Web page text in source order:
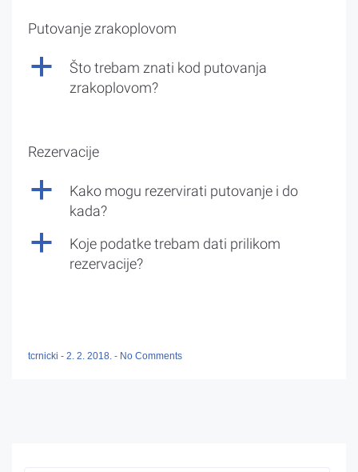
Putovanje zrakoplovom
a
Što trebam znati kod putovanja
zrakoplovom?
Rezervacije
a
Kako mogu rezervirati putovanje i do
kada?
a
Koje podatke trebam dati prilikom
rezervacije?
tcrnicki - 2. 2. 2018. - No Comments